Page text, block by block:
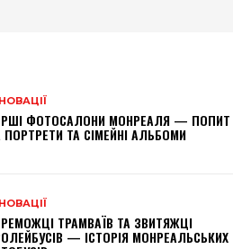
ФОТОСАЛОНИ МОНРЕАЛЯ — ПОПИТ
ПОРТРЕТИ ТА СІМЕЙНІ АЛЬБОМИ
ТРАМВАЇВ ТА ЗВИТЯЖЦІ
— ІСТОРІЯ МОНРЕАЛЬСЬКИХ